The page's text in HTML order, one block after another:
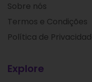
Sobre nós
Termos e Condições
Política de
Explore